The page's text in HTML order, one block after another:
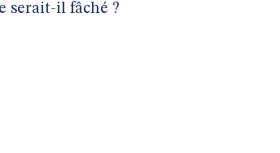
serait-il fâché ?